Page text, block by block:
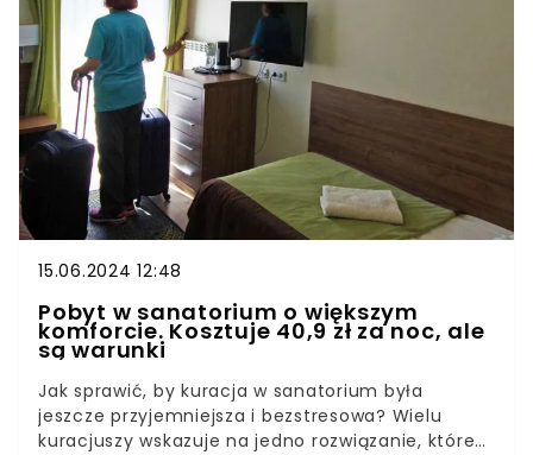
15.06.2024 12:48
Pobyt w sanatorium o większym
komforcie. Kosztuje 40,9 zł za noc, ale
są warunki
Jak sprawić, by kuracja w sanatorium była
jeszcze przyjemniejsza i bezstresowa? Wielu
kuracjuszy wskazuje na jedno rozwiązanie, które